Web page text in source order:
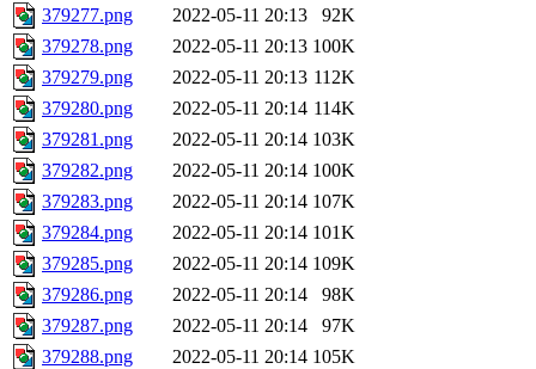
379277.png
2022-05-11 20:13
92K
379278.png
2022-05-11 20:13 100K
379279.png
2022-05-11 20:13 112K
379280.png
2022-05-11 20:14 114K
379281.png
2022-05-11 20:14 103K
379282.png
2022-05-11 20:14 100K
379283.png
2022-05-11 20:14 107K
379284.png
2022-05-11 20:14 101K
379285.png
2022-05-11 20:14 109K
379286.png
2022-05-11 20:14
98K
379287.png
2022-05-11 20:14
97K
379288.png
2022-05-11 20:14 105K